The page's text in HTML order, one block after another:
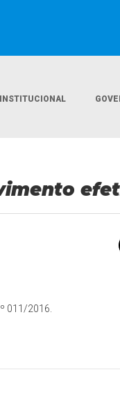
INSTITUCIONAL
011/2016.